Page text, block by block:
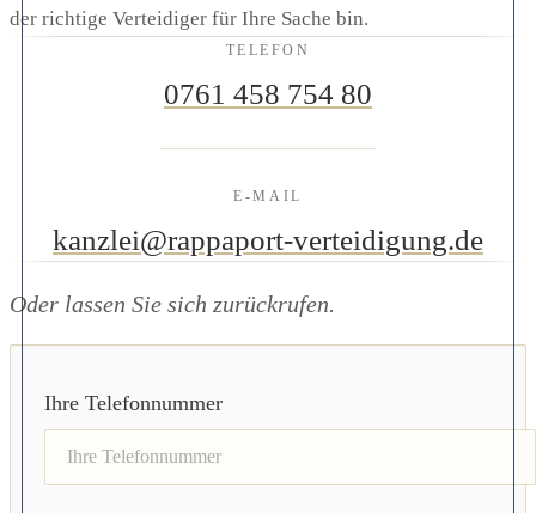
der richtige Verteidiger für Ihre Sache bin.
TELEFON
0761 458 754 80
E-MAIL
kanzlei@rappaport-verteidigung.de
Oder lassen Sie sich zurückrufen.
Ihre Telefonnummer